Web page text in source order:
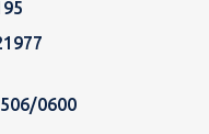
0600